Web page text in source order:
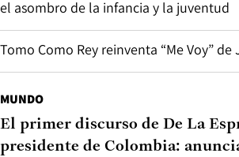
el asombro de la infancia y la juventud
Tomo Como Rey reinventa “Me Voy” de
MUNDO
El primer discurso de De La
presidente de Colombia: